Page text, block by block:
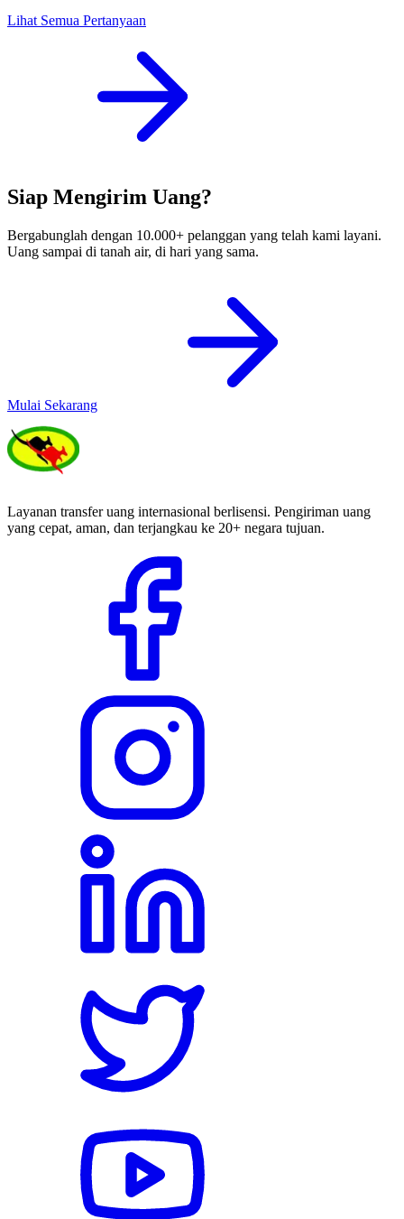
Lihat Semua Pertanyaan
Siap Mengirim Uang?
Bergabunglah dengan 10.000+ pelanggan yang telah kami layani.
Uang sampai di tanah air, di hari yang sama.
Mulai Sekarang
Layanan transfer uang internasional berlisensi. Pengiriman uang
yang cepat, aman, dan terjangkau ke 20+ negara tujuan.